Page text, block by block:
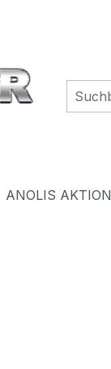
ANOLIS AKTION